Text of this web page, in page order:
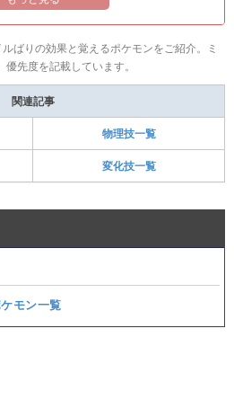
ばりの効果と覚えるポケモンをご紹介。ミ
先度を記載しています。
関連記事
物理技一覧
変化技一覧
モン一覧